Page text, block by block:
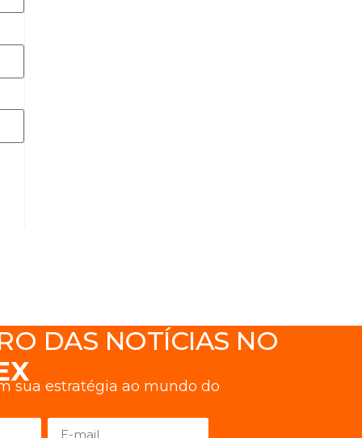
DAS NOTÍCIAS NO
sua estratégia ao mundo do